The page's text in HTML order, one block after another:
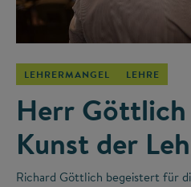
LEHRERMANGEL LEHRE
Herr
Kunst der
Richard Göttlich begeistert für